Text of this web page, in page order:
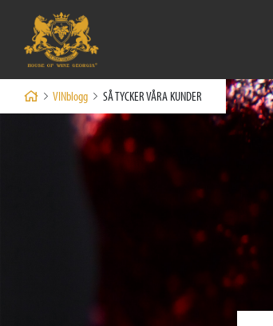
VINblogg SÅ TYCKER VÅRA KUNDER